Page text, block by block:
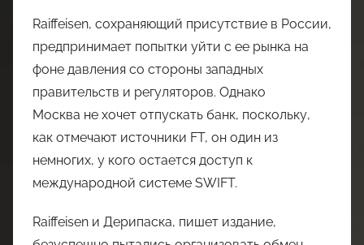
Raiffeisen, сохраняющий присутствие в России,
предпринимает попытки уйти с ее рынка на
фоне давления со стороны западных
правительств и регуляторов. Однако
Москва не хочет отпускать банк, поскольку,
как отмечают источники FT, он один из
немногих, у кого остается доступ к
международной системе SWIFT.
Raiffeisen и Дерипаска, пишет издание,